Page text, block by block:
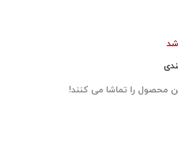
محصول را تماشا می کنند!